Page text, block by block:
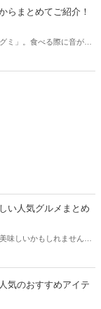
ょう。
らまとめてご紹介！
ミ」。食べる際に音が出
い人気グルメまとめ
味しいかもしれません。
気のおすすめアイテ